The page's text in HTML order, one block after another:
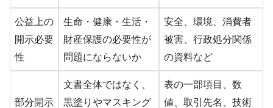
公益上の
開示必要
性
生命・健康・生活・
財産保護の必要性が
問題にならないか
安全、環境、消費者
被害、行政処分関係
の資料など
部分開示
文書全体ではなく、
黒塗りやマスキング
表の一部項目、数
値、取引先名、技術